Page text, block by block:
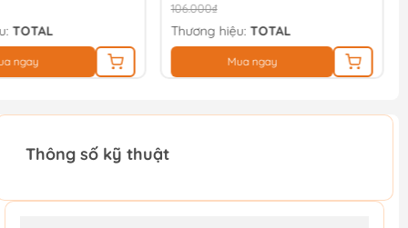
TOTAL
ngay
106.000₫
Thương hiệu: TOTAL
Mua ngay
Thông số kỹ thuật